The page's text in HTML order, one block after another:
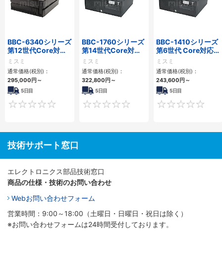
BBC-6340シリーズ
第12世代Core対応
小型フロアマウント
PC2PCI/2PCIe
ミスミ
通常価格(税別)：
295,000円～
5日目
0
BBC-1760シリーズ
第14世代Core対応
小型フロアマウント
3PCIe
ミスミ
通常価格(税別)：
322,800円～
5日目
0
BBC-1410シリーズ
第6世代 Core対応フ
ロアマウントFAPC
3PCI・3PCIe
ミスミ
通常価格(税別)：
243,600円～
5日目
技術サポート窓口
エレクトロニクス部品技術窓口
商品の仕様・技術のお問い合わせ
Webお問い合わせフォーム
営業時間：9:00～18:00（土曜日・日曜日・祝日は除く）
※お問い合わせフォームは24時間受付しております。